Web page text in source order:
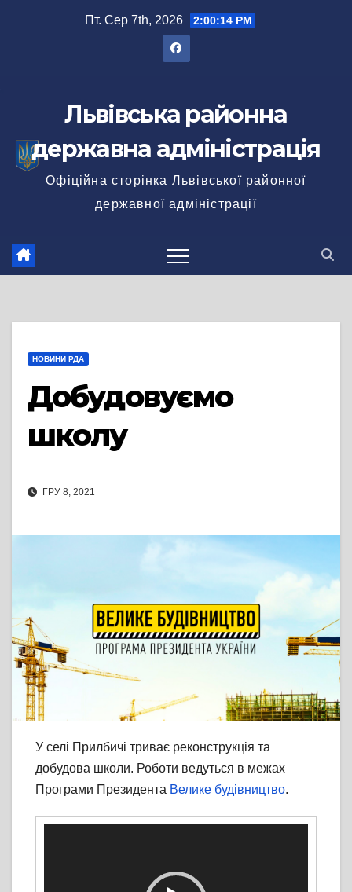
Пт. Сер 7th, 2026 2:00:14 PM
Львівська районна
державна адміністрація
Офіційна сторінка Львівської районної
державної адміністрації
НОВИНИ РДА
Добудовуємо
школу
ГРУ 8, 2021
У селі Прилбичі триває реконструкція та
добудова школи. Роботи ведуться в межах
Програми Президента Велике будівництво.